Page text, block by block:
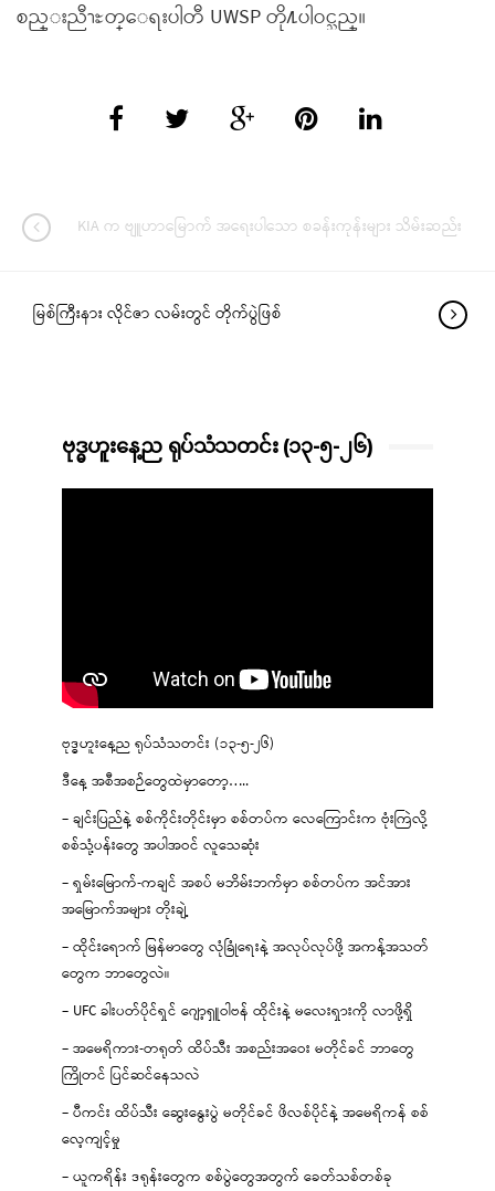
စည္းညီၫႊတ္ေရးပါတီ UWSP တို႔ပါဝင္သည္။
KIA က ဗျူဟာမြောက် အရေးပါသော စခန်းကုန်းများ သိမ်းဆည်း
မြစ်ကြီးနား လိုင်ဇာ လမ်းတွင် တိုက်ပွဲဖြစ်
ဗုဒ္ဓဟူးနေ့ည ရုပ်သံသတင်း (၁၃-၅-၂၆)
ဗုဒ္ဓဟူးနေ့ည ရုပ်သံသတင်း (၁၃-၅-၂၆)
ဒီနေ့ အစီအစဉ်တွေထဲမှာတော့…..
– ချင်းပြည်နဲ့ စစ်ကိုင်းတိုင်းမှာ စစ်တပ်က လေကြောင်းက ဗုံးကြဲလို့
စစ်သုံ့ပန်းတွေ အပါအဝင် လူသေဆုံး
– ရှမ်းမြောက်-ကချင် အစပ် မဘိမ်းဘက်မှာ စစ်တပ်က အင်အား
အမြောက်အများ တိုးချဲ့
– ထိုင်းရောက် မြန်မာတွေ လုံခြုံရေးနဲ့ အလုပ်လုပ်ဖို့ အကန့်အသတ်
တွေက ဘာတွေလဲ။
– UFC ခါးပတ်ပိုင်ရှင် ဂျော့ရှူဝါဗန် ထိုင်းနဲ့ မလေးရှားကို လာဖို့ရှိ
– အမေရိကား-တရုတ် ထိပ်သီး အစည်းအဝေး မတိုင်ခင် ဘာတွေ
ကြိုတင် ပြင်ဆင်နေသလဲ
– ပီကင်း ထိပ်သီး ဆွေးနွေးပွဲ မတိုင်ခင် ဖိလစ်ပိုင်နဲ့ အမေရိကန် စစ်
လေ့ကျင့်မှု
– ယူကရိန်း ဒရုန်းတွေက စစ်ပွဲတွေအတွက် ခေတ်သစ်တစ်ခု